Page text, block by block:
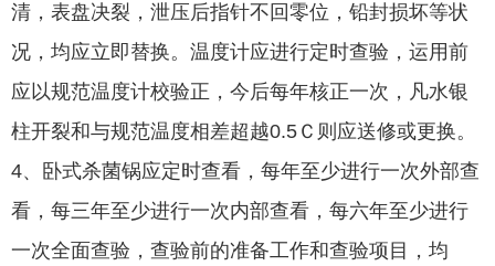
清，表盘决裂，泄压后指针不回零位，铅封损坏等状
况，均应立即替换。温度计应进行定时查验，运用前
应以规范温度计校验正，今后每年核正一次，凡水银
柱开裂和与规范温度相差超越0.5Ｃ则应送修或更换。
4、卧式杀菌锅应定时查看，每年至少进行一次外部查
看，每三年至少进行一次内部查看，每六年至少进行
一次全面查验，查验前的准备工作和查验项目，均